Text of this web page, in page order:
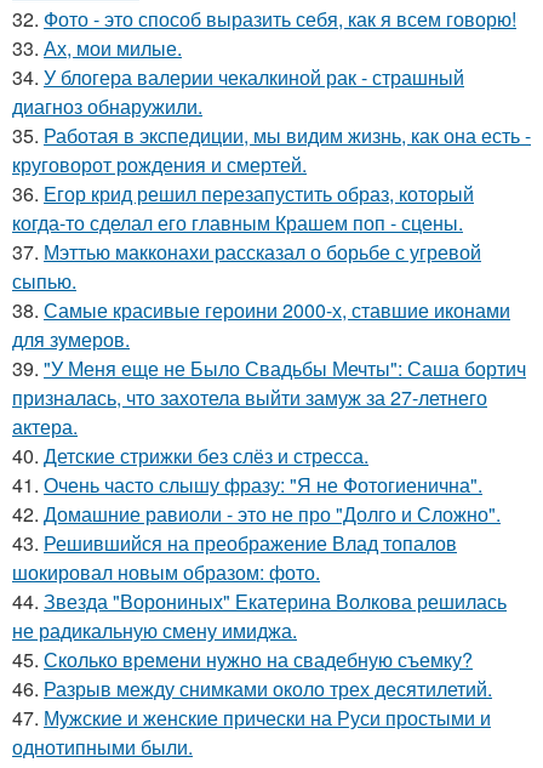
32. Фото - это способ выразить себя, как я всем говорю!
33. Ах, мои милые.
34. У блогера валерии чекалкиной рак - страшный
диагноз обнаружили.
35. Работая в экспедиции, мы видим жизнь, как она есть -
круговорот рождения и смертей.
36. Егор крид решил перезапустить образ, который
когда-то сделал его главным Крашем поп - сцены.
37. Мэттью макконахи рассказал о борьбе с угревой
сыпью.
38. Самые красивые героини 2000-х, ставшие иконами
для зумеров.
39. "У Меня еще не Было Свадьбы Мечты": Саша бортич
призналась, что захотела выйти замуж за 27-летнего
актера.
40. Детские стрижки без слёз и стресса.
41. Очень часто слышу фразу: "Я не Фотогиенична".
42. Домашние равиоли - это не про "Долго и Сложно".
43. Решившийся на преображение Влад топалов
шокировал новым образом: фото.
44. Звезда "Ворониных" Екатерина Волкова решилась
не радикальную смену имиджа.
45. Сколько времени нужно на свадебную съемку?
46. Разрыв между снимками около трех десятилетий.
47. Мужские и женские прически на Руси простыми и
однотипными были.